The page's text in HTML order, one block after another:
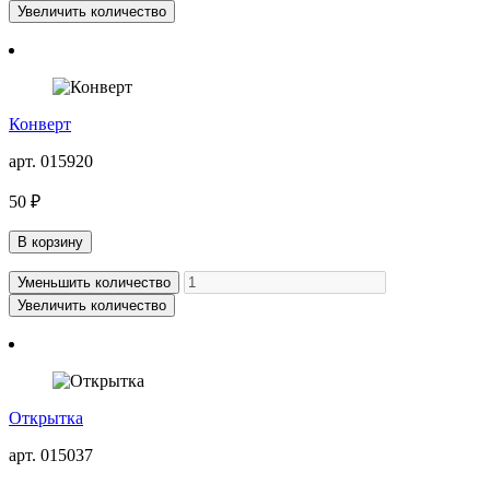
Увеличить количество
Конверт
арт. 015920
50 ₽
В корзину
Уменьшить количество
Увеличить количество
Открытка
арт. 015037